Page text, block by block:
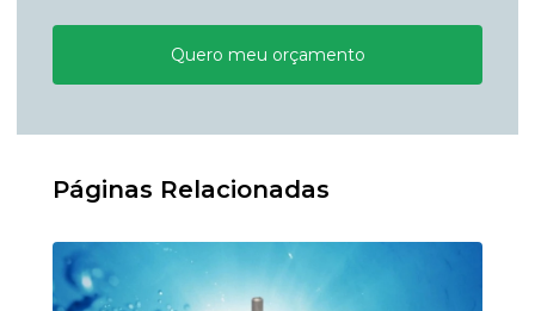
Quero meu orçamento
Páginas Relacionadas